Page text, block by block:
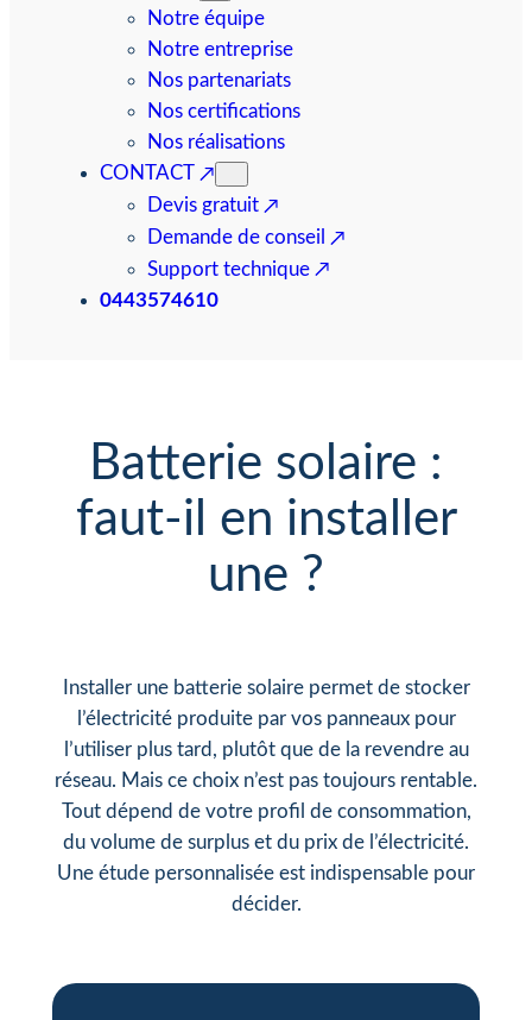
Notre équipe
Notre entreprise
Nos partenariats
Nos certifications
Nos réalisations
CONTACT
Devis gratuit
Demande de conseil
Support technique
0443574610
Batterie solaire :
faut-il en installer
une ?
Installer une batterie solaire permet de stocker
l’électricité produite par vos panneaux pour
l’utiliser plus tard, plutôt que de la revendre au
réseau. Mais ce choix n’est pas toujours rentable.
Tout dépend de votre profil de consommation,
du volume de surplus et du prix de l’électricité.
Une étude personnalisée est indispensable pour
décider.